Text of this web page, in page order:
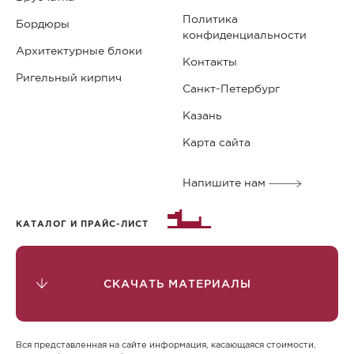
Брусчатка тонкая от Steingot предлагается по
конкурентоспособным ценам, отличающимся от
(для самой доступной серии в сером цвете). Этот
где важны технические характеристики, а не
общественных мест рекомендуется выбрать
начинается от 1 348 рублей за м2.
Бордюры
Архитектурные блоки
Ригельный кирпич
Политика
конфиденциальности
Контакты
Санкт-Петербург
Казань
Карта сайта
Напишите нам
КАТАЛОГ И ПРАЙС-ЛИСТ
СКАЧАТЬ МАТЕРИАЛЫ
Вся представленная на сайте информация, касающаяся стоимости,